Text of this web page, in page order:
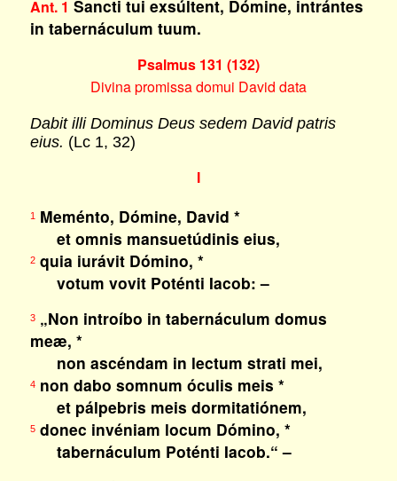
Ant. 1 Sancti tui exsúltent, Dómine, intrántes
in tabernáculum tuum.
Psalmus 131 (132)
Divina promissa domui David data
Dabit illi Dominus Deus sedem David patris
eius. (Lc 1, 32)
I
1Meménto, Dómine, David *
et omnis mansuetúdinis eius,
2quia iurávit Dómino, *
votum vovit Poténti Iacob: –
3„Non introíbo in tabernáculum domus
meæ, *
non ascéndam in lectum strati mei,
4non dabo somnum óculis meis *
et pálpebris meis dormitatiónem,
5donec invéniam locum Dómino, *
tabernáculum Poténti Iacob.“ –